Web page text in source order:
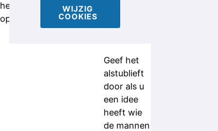
hebben
opgetrokken.
WIJZIG
COOKIES
Geef het
alstublieft
door als u
een idee
heeft wie
de mannen